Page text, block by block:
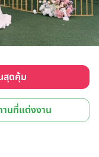
สุดคุ้ม
นที่แต่งงาน